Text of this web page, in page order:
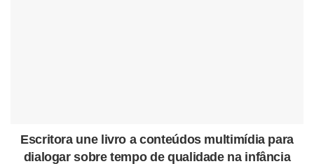
Escritora une livro a conteúdos multimídia para
dialogar sobre tempo de qualidade na infância